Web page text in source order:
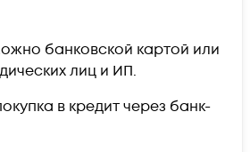
банковской картой или
лиц и ИП.
в кредит через банк-